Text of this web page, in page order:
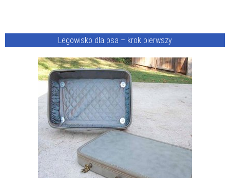
Legowisko dla psa – krok pierwszy